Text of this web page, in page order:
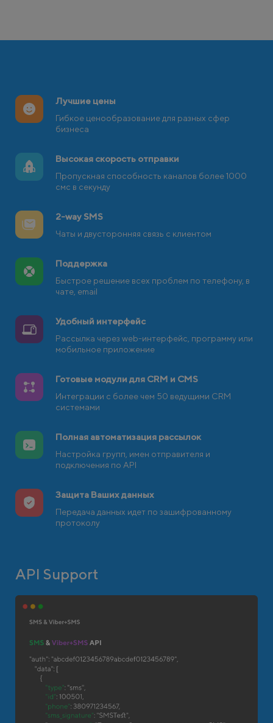
Лучшие цены
Гибкое ценообразование для разных сфер
бизнеса
Высокая скорость отправки
Пропускная способность каналов более 1000
смс в секунду
2-way SMS
Чаты и двусторонняя связь с клиентом
Поддержка
Быстрое решение всех проблем по телефону, в
чате, email
Удобный интерфейс
Рассылка через web-интерфейс, программу или
мобильное приложение
Готовые модули для CRM и CMS
Интеграции с более чем 50 ведущими CRM
системами
Полная автоматизация рассылок
Настройка групп, имен отправителя и
подключения по API
Защита Ваших данных
Передача данных идет по зашифрованному
протоколу
API Support